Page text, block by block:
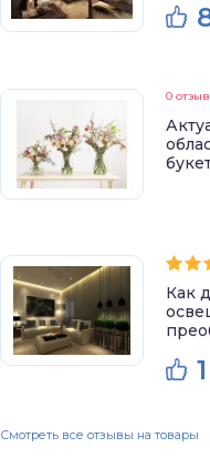
0
Как
1
Смотреть все отзывы на товары